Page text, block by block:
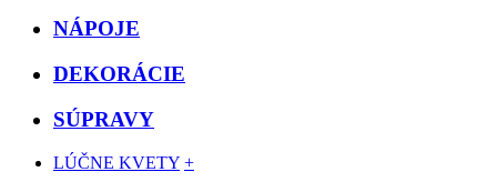
NÁPOJE
DEKORÁCIE
SÚPRAVY
LÚČNE KVETY +